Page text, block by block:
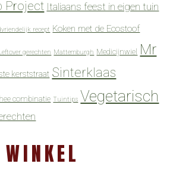
Project Italiaans feest in eigen tuin
recept Koken met de Ecostoof
gerechten Mattemburgh Medicijnwiel Mr
kerststraat Sinterklaas
combinatie Tuintips Vegetarisch
WINKEL